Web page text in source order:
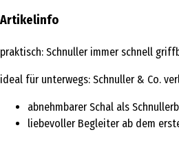
Artikelinfo
praktisch: Schnuller immer schnell
ideal für unterwegs: Schnuller & Co.
abnehmbarer Schal als
liebevoller Begleiter ab dem